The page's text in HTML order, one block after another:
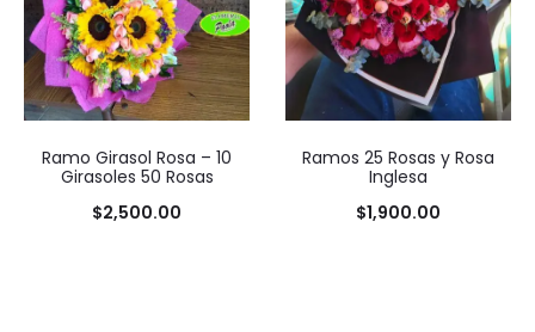
Ramo Girasol Rosa – 10
Girasoles 50 Rosas
$2,500.00
Ramos 25 Rosas y Rosa
Inglesa
$1,900.00